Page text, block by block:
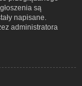
są
napisane.
administratora